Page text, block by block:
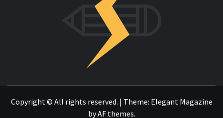
Copyright © All rights reserved. | Theme: Elegant Magazine
byAF themes.